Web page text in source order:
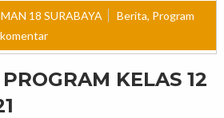
18 SURABAYA Berita, Program
KELAS 12